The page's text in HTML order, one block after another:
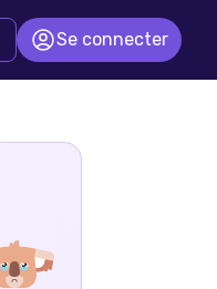
Se connecter